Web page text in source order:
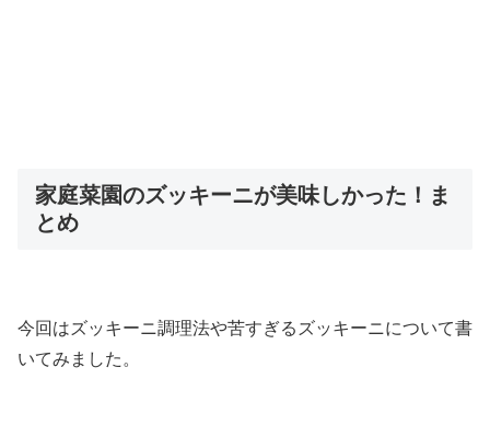
家庭菜園のズッキーニが美味しかった！ま
とめ
今回はズッキーニ調理法や苦すぎるズッキーニについて書
いてみました。